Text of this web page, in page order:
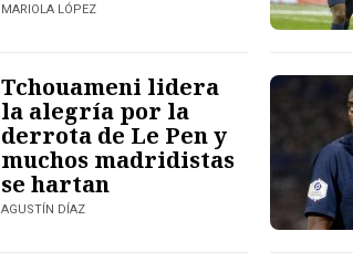
MARIOLA LÓPEZ
Tchouameni lidera
la alegría por la
derrota de Le Pen y
muchos madridistas
se hartan
AGUSTÍN DÍAZ